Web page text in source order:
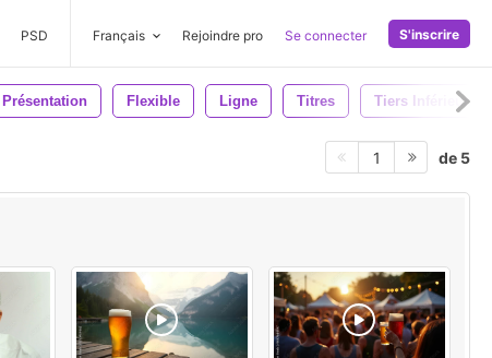
PSD Français Rejoindre pro Se connecter S'inscrire
Présentation Flexible Ligne Titres Tiers Inférieurs
1 de 5